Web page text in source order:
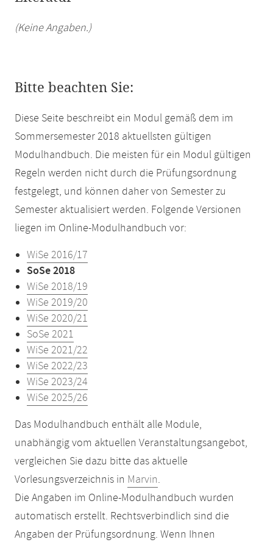
(Keine Angaben.)
Bitte beachten Sie:
Diese Seite beschreibt ein Modul gemäß dem im
Sommersemester 2018 aktuellsten gültigen
Modulhandbuch. Die meisten für ein Modul gültigen
Regeln werden nicht durch die Prüfungsordnung
festgelegt, und können daher von Semester zu
Semester aktualisiert werden. Folgende Versionen
liegen im Online-Modulhandbuch vor:
WiSe 2016/17
SoSe 2018
WiSe 2018/19
WiSe 2019/20
WiSe 2020/21
SoSe 2021
WiSe 2021/22
WiSe 2022/23
WiSe 2023/24
WiSe 2025/26
Das Modulhandbuch enthält alle Module,
unabhängig vom aktuellen Veranstaltungsangebot,
vergleichen Sie dazu bitte das aktuelle
Vorlesungsverzeichnis in Marvin.
Die Angaben im Online-Modulhandbuch wurden
automatisch erstellt. Rechtsverbindlich sind die
Angaben der Prüfungsordnung. Wenn Ihnen